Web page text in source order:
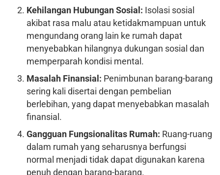
Kehilangan Hubungan Sosial: Isolasi sosial
akibat rasa malu atau ketidakmampuan untuk
mengundang orang lain ke rumah dapat
menyebabkan hilangnya dukungan sosial dan
memperparah kondisi mental.
Masalah Finansial: Penimbunan barang-barang
sering kali disertai dengan pembelian
berlebihan, yang dapat menyebabkan masalah
finansial.
Gangguan Fungsionalitas Rumah: Ruang-ruang
dalam rumah yang seharusnya berfungsi
normal menjadi tidak dapat digunakan karena
penuh dengan barang-barang.